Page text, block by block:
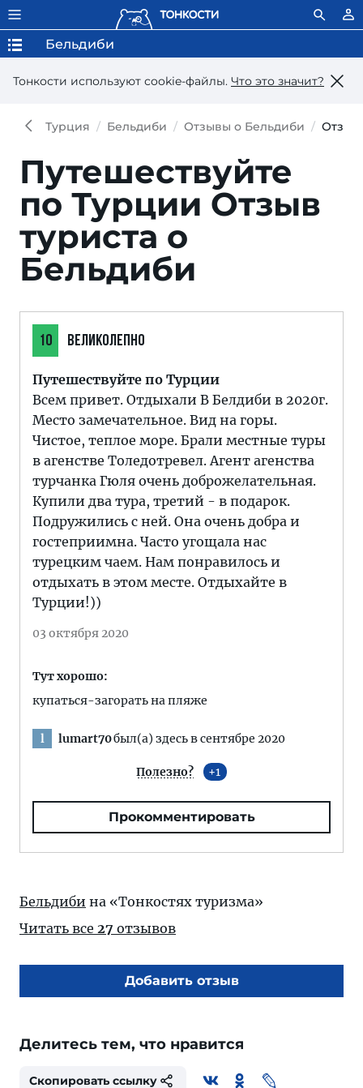
Тонкости используют сookie-файлы. Что это значит?
Бельдиби
Турция Бельдиби Отзывы о Бельдиби Отзыв
Путешествуйте
по Турции Отзыв
туриста о
Бельдиби
10 ВЕЛИКОЛЕПНО
Путешествуйте по Турции
Всем привет. Отдыхали В Белдиби в 2020г.
Место замечательное. Вид на горы.
Чистое, теплое море. Брали местные туры
в агенстве Толедотревел. Агент агенства
турчанка Гюля очень доброжелательная.
Купили два тура, третий - в подарок.
Подружились с ней. Она очень добра и
гостеприимна. Часто угощала нас
турецким чаем. Нам понравилось и
отдыхать в этом месте. Отдыхайте в
Турции!))
03 октября 2020
Тут хорошо:
купаться-загорать на пляже
l lumart70был(а) здесь в сентябре 2020
Полезно? 1
Прокомментировать
Бельдиби на «Тонкостях туризма»
Читать все 27 отзывов
Добавить отзыв
Делитесь тем, что нравится
Скопировать ссылку